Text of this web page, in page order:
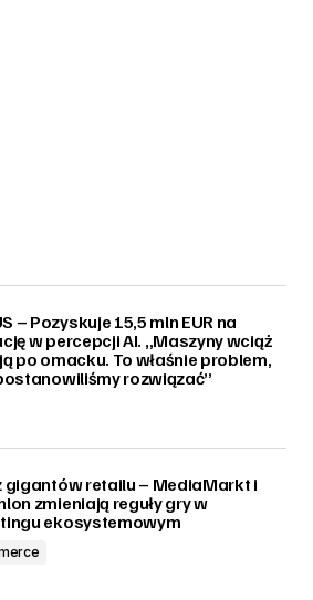
– Pozyskuje 15,5 mln EUR na
w percepcji AI. „Maszyny wciąż
po omacku. To właśnie problem,
rozwiązać”
gigantów retailu – MediaMarkt i
zmieniają reguły gry w
ekosystemowym